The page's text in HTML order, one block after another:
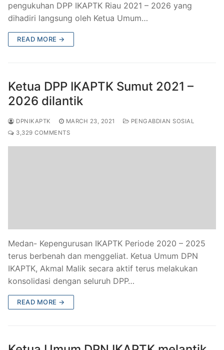
pengukuhan DPP IKAPTK Riau 2021 – 2026 yang
dihadiri langsung oleh Ketua Umum…
READ MORE →
Ketua DPP IKAPTK Sumut 2021 –
2026 dilantik
DPNIKAPTK MARCH 23, 2021
PENGABDIAN SOSIAL
3,329 COMMENTS
Medan- Kepengurusan IKAPTK Periode 2020 – 2025
terus berbenah dan menggeliat. Ketua Umum DPN
IKAPTK, Akmal Malik secara aktif terus melakukan
konsolidasi dengan seluruh DPP…
READ MORE →